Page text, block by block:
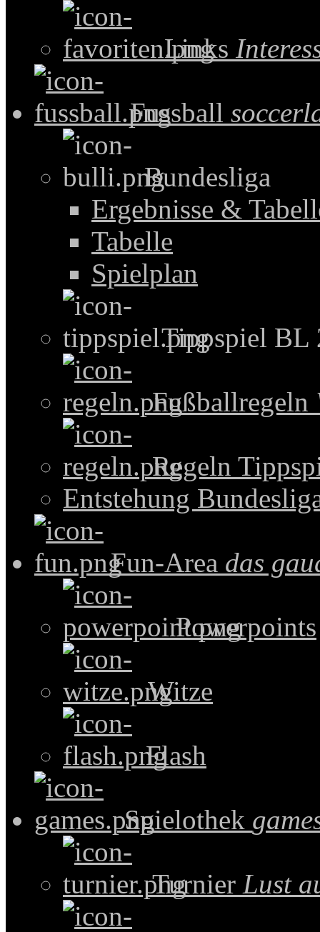
Links
Fussball
Bundesliga
Ergebnisse &
Tabelle
Spielplan
Tippspiel BL
Fußballregeln
Regeln
Entstehung
Fun-Area das
Powerpoints
Witze
Flash
Spielothek
Turnier Lust